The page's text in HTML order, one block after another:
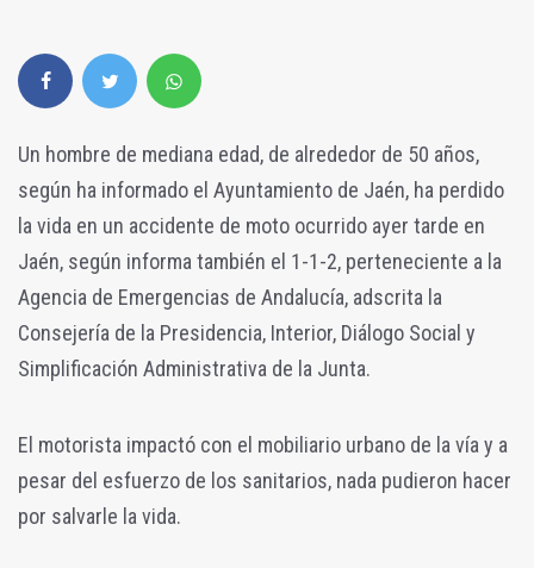
Un hombre de mediana edad, de alrededor de 50 años,
según ha informado el Ayuntamiento de Jaén, ha perdido
la vida en un accidente de moto ocurrido ayer tarde en
Jaén, según informa también el 1-1-2, perteneciente a la
Agencia de Emergencias de Andalucía, adscrita la
Consejería de la Presidencia, Interior, Diálogo Social y
Simplificación Administrativa de la Junta.
El motorista impactó con el mobiliario urbano de la vía y a
pesar del esfuerzo de los sanitarios, nada pudieron hacer
por salvarle la vida.